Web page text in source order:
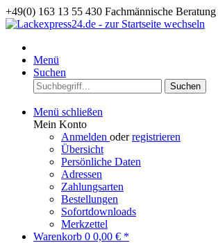
+49(0) 163 13 55 430 Fachmännische Beratung
Menü
Suchen
Suchen
Menü schließen
Mein Konto
Anmelden oderregistrieren
Übersicht
Persönliche Daten
Adressen
Zahlungsarten
Bestellungen
Sofortdownloads
Merkzettel
Warenkorb 0 0,00 € *